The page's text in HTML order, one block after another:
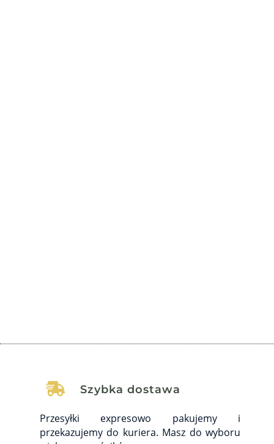
 Szybka dostawa
Przesyłki expresowo pakujemy i
przekazujemy do kuriera. Masz do wyboru